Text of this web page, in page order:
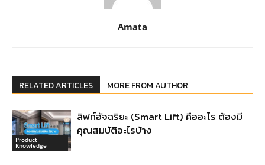
Amata
RELATED ARTICLES MORE FROM AUTHOR
Product
Knowledge
ลิฟท์อัจฉริยะ (Smart Lift) คืออะไร ต้องมี
คุณสมบัติอะไรบ้าง